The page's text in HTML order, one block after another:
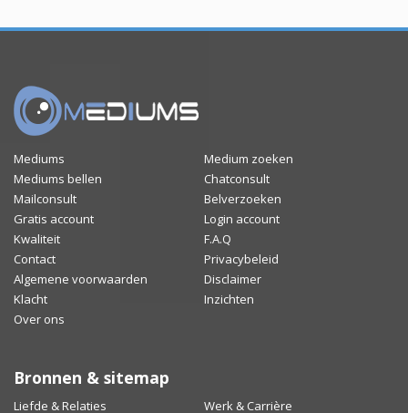
Mediums
Medium zoeken
Mediums bellen
Chatconsult
Mailconsult
Belverzoeken
Gratis account
Login account
Kwaliteit
F.A.Q
Contact
Privacybeleid
Algemene voorwaarden
Disclaimer
Klacht
Inzichten
Over ons
Bronnen & sitemap
Liefde & Relaties Werk & Carrière